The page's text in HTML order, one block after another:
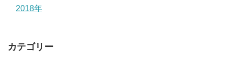
2018年
カテゴリー